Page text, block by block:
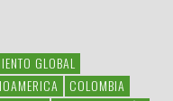
GLOBAL
COLOMBIA